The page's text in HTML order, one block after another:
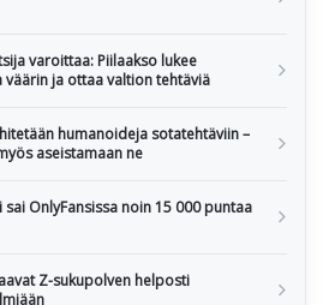
varoittaa: Piilaakso lukee
ja ottaa valtion tehtäviä
humanoideja sotatehtäviin –
aseistamaan ne
OnlyFansissa noin 15 000 puntaa
Z-sukupolven helposti